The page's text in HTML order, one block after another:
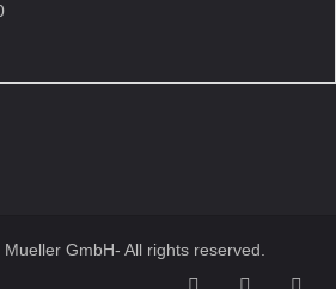
GmbH- All rights reserved.